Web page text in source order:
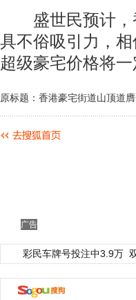
盛世民预计，
具不俗吸引力，
超级豪宅价格将一
原标题：香港豪宅街道山顶道
广告
彩民车牌号投注中3.9万